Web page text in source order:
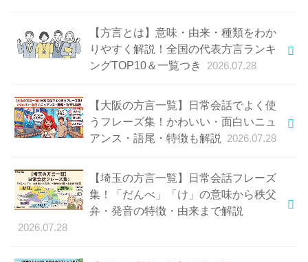
【方言とは】意味・由来・種類をわか
りやすく解説！全国の代表方言ランキ
ングTOP10＆一覧つき
2026.07.28
【大阪の方言一覧】日常会話でよく使
うフレーズ集！かわいい・面白いニュ
アンス・語尾・特徴も解説
2026.07.28
【埼玉の方言一覧】日常会話フレーズ
集！「だんべ」「け」の意味から秩父
弁・発音の特徴・由来まで解説
2026.07.28